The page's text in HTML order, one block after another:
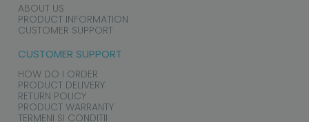
ABOUT US
PRODUCT INFORMATION
CUSTOMER SUPPORT
CUSTOMER SUPPORT
HOW DO I ORDER
PRODUCT DELIVERY
RETURN POLICY
PRODUCT WARRANTY
TERMENI SI CONDITII